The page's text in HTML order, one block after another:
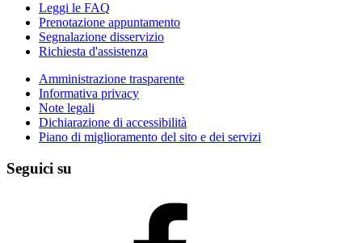
Leggi le FAQ
Prenotazione appuntamento
Segnalazione disservizio
Richiesta d'assistenza
Amministrazione trasparente
Informativa privacy
Note legali
Dichiarazione di accessibilità
Piano di miglioramento del sito e dei servizi
Seguici su